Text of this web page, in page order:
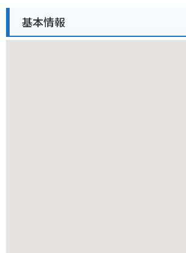
川城御殿など、歴史を感じられるスポットも
基本情報